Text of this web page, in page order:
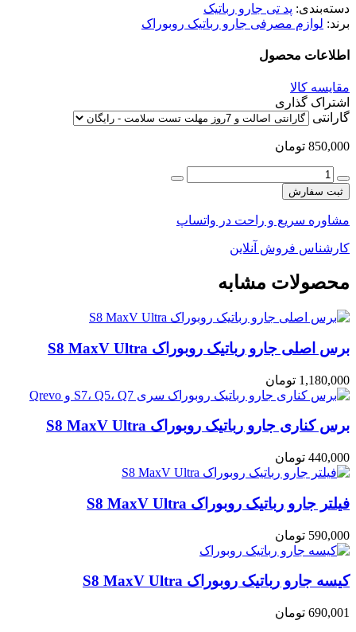
دسته‌بندی: پد تی جارو رباتیک
برند: لوازم مصرفی جارو رباتیک روبوراک
اطلاعات محصول
مقایسه کالا
اشتراک گذاری
گارانتی
850,000 تومان
ثبت سفارش
مشاوره سریع و راحت در واتساپ
کارشناس فروش آنلاین
محصولات مشابه
برس اصلی جارو رباتیک روبوراک S8 MaxV Ultra
1,180,000 تومان
برس کناری جارو رباتیک روبوراک S8 MaxV Ultra
440,000 تومان
فیلتر جارو رباتیک روبوراک S8 MaxV Ultra
590,000 تومان
کیسه جارو رباتیک روبوراک S8 MaxV Ultra
690,001 تومان